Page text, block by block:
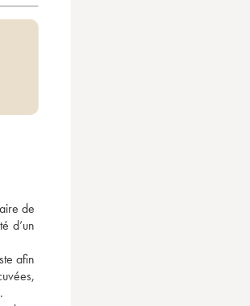
de
d’un
afin